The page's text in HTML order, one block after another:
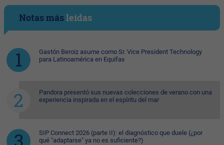
Notas másleídas
Gastón Beroiz asume como Sr. Vice President Technology
para Latinoamérica en Equifax
Pandora presentó sus nuevas colecciones de verano con una
experiencia inspirada en el espíritu del mar
SIP Connect 2026 (parte II): el diagnóstico que duele (¿por
qué "adaptarse" ya no es suficiente?)